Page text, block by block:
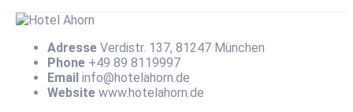
Adresse Verdistr. 137, 81247 München
Phone +49 89 8119997
Email info@hotelahorn.de
Website www.hotelahorn.de